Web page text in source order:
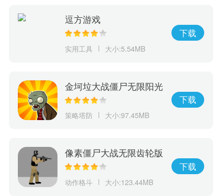
逗方游戏
实用工具 大小:5.54MB
下载
金坷垃大战僵尸无限阳光
策略塔防 大小:97.45MB
下载
像素僵尸大战无限齿轮版
动作格斗 大小:123.44MB
下载